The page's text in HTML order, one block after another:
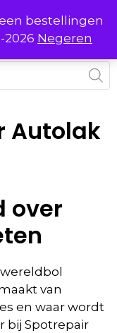
bestellingen
2026 Negeren
MENU
Autolak
over
van
en waar wordt
bij Spotrepair